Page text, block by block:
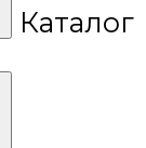
Каталог